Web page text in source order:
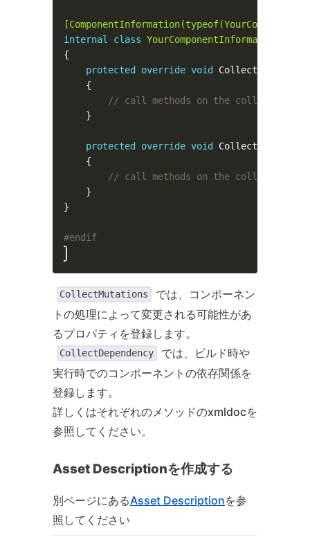
internal
class YourComponentInformation
protected
override void
// call methods on the collector to
protected override void
// call methods on the collector to
#endif
CollectMutations
では、コンポーネン
トの処理によって変更される可能性があ
るプロパティを登録します。
CollectDependency
では、ビルド時や
実行時でのコンポーネントの依存関係を
登録します。
詳しくはそれぞれのメソッドのxmldocを
参照してください。
Asset Descriptionを作成する
別ページにあるAsset Descriptionを参
照してください